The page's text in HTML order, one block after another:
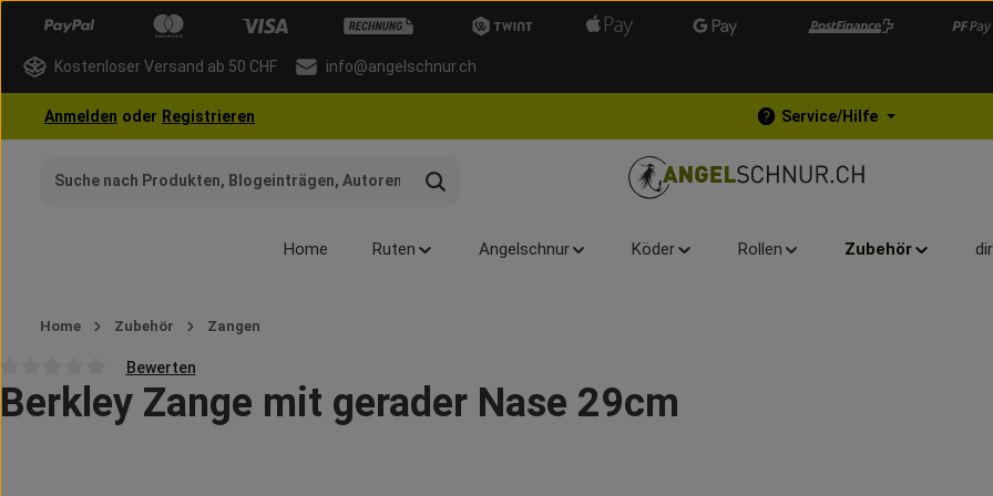
Hauptinhalt springen
Zur Suche springen
Zur Hauptnavigation springen
Kostenloser Versand ab 50 CHF info@angelschnur.ch
Anmelden oder Registrieren Service/Hilfe
Home Ruten Angelschnur Köder Rollen Zubehör
Home Zubehör Zangen
Durchschnittliche Bewertung von 0 von 5 Sternen
Bewerten
Berkley Zange mit gerader Nase 29cm